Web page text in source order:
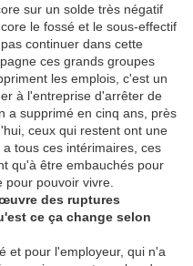
sur un solde très négatif
le fossé et le sous-effectif
continuer dans cette
ces grands groupes
les emplois, c'est un
à l'entreprise d'arrêter de
a supprimé en cinq ans, près
ceux qui restent ont une
tous ces intérimaires, ces
qu'à être embauchés pour
pouvoir vivre.
des ruptures
ce ça change selon
et pour l'employeur, qui n'a